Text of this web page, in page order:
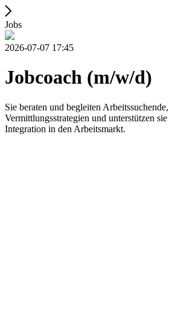
Jobs
2026-07-07 17:45
Jobcoach (m/w/d)
Sie beraten und begleiten
Vermittlungsstrategien und unterstützen
Integration in den Arbeitsmarkt.